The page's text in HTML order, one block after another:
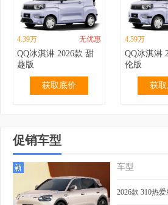
4.39万 无优惠
QQ冰淇淋 2026款 甜
趣版
获取底价
4.59万
QQ冰淇淋
伦版
获
2.99万
QQ冰淇淋 2024款 青
春版 120km 奶昔
3.19万
春版 120km
促销车型
车型
2026款 310热爱